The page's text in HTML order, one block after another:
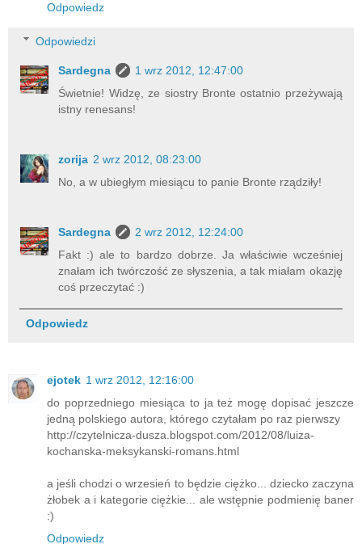
Odpowiedz
Odpowiedzi
Sardegna
1 wrz 2012, 12:47:00
Świetnie! Widzę, ze siostry Bronte ostatnio przeżywają
istny renesans!
zorija 2 wrz 2012, 08:23:00
No, a w ubiegłym miesiącu to panie Bronte rządziły!
Sardegna
2 wrz 2012, 12:24:00
Fakt :) ale to bardzo dobrze. Ja właściwie wcześniej
znałam ich twórczość ze słyszenia, a tak miałam okazję
coś przeczytać :)
Odpowiedz
ejotek 1 wrz 2012, 12:16:00
do poprzedniego miesiąca to ja też mogę dopisać jeszcze
jedną polskiego autora, którego czytałam po raz pierwszy
http://czytelnicza-dusza.blogspot.com/2012/08/luiza-
kochanska-meksykanski-romans.html
a jeśli chodzi o wrzesień to będzie ciężko... dziecko zaczyna
żłobek a i kategorie ciężkie... ale wstępnie podmienię baner
:)
Odpowiedz